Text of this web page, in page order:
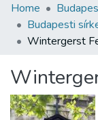
Communities &
All of DSpace
About us
Home
Budapesti
Wintergerst